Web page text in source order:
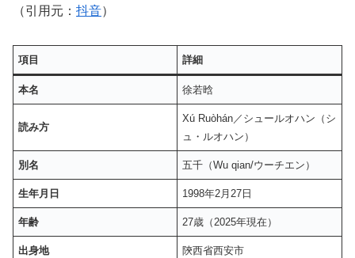
（引用元： 抖音）
項目 詳細
本名 徐若晗
読み方
Xú Ruòhán／シュールオハン（シ
ュ・ルオハン）
別名 五千（Wu qian/ウーチエン）
生年月日 1998年2月27日
年齢 27歳（2025年現在）
出身地 陝西省西安市